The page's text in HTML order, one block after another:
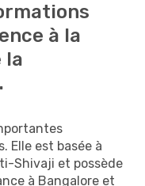
à la
la
Elle est basée à
Shivaji et possède
à Bangalore et